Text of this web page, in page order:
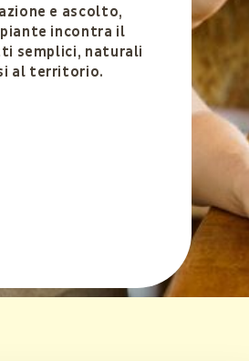
e ascolto,
incontra il
semplici, naturali
al territorio.